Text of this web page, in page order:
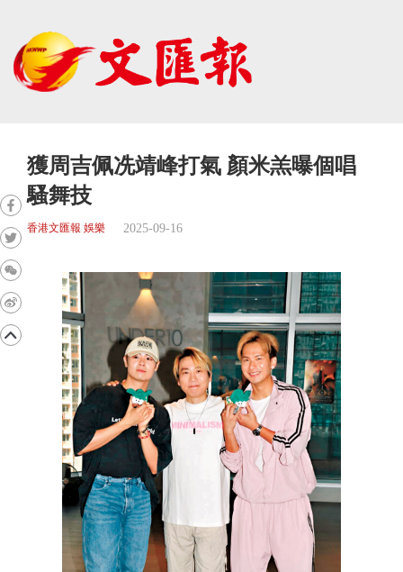
獲周吉佩冼靖峰打氣 顏米羔曝個唱
騷舞技
香港文匯報 娛樂 2025-09-16